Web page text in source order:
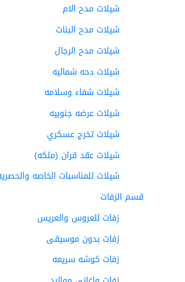
شيلات مدح الام
شيلات مدح البنات
شيلات مدح الرجال
شيلات دحه شماليه
شيلات شفاء وسلامه
شيلات عرضه جنوبيه
شيلات تخرج عسكري
شيلات عقد قران (ملكه)
شيلات للمناسبات الخاصه والحصريه
قسم الزفات
زفات للعروس والعريس
زفات بدون موسيقى
زفات كوشه سريعه